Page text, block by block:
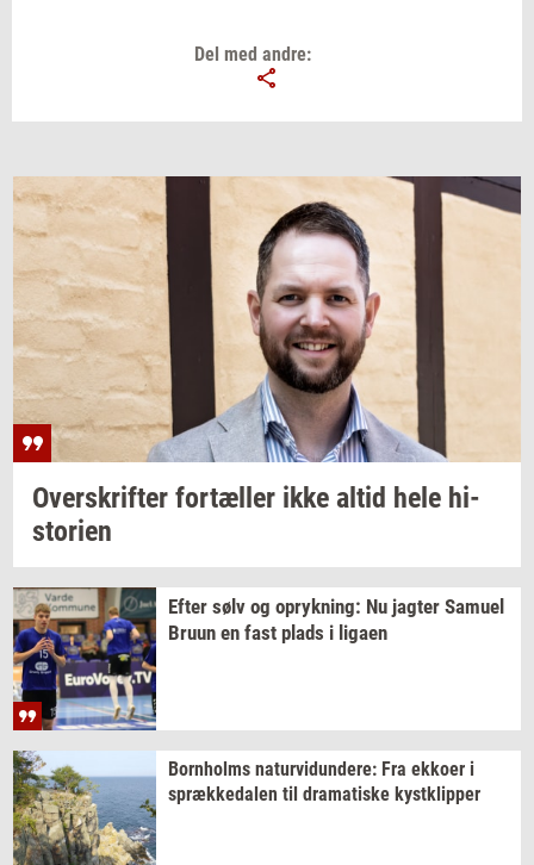
Del med andre:
Over­skrif­ter for­tæl­ler ikke altid hele hi­
sto­ri­en
Efter sølv og op­ryk­ning: Nu jag­ter Samu­el
Bruun en fast plads i liga­en
Born­holms na­tur­vi­dun­de­re: Fra ek­ko­er i
spræk­ke­da­len til dra­ma­ti­ske kyst­klip­per